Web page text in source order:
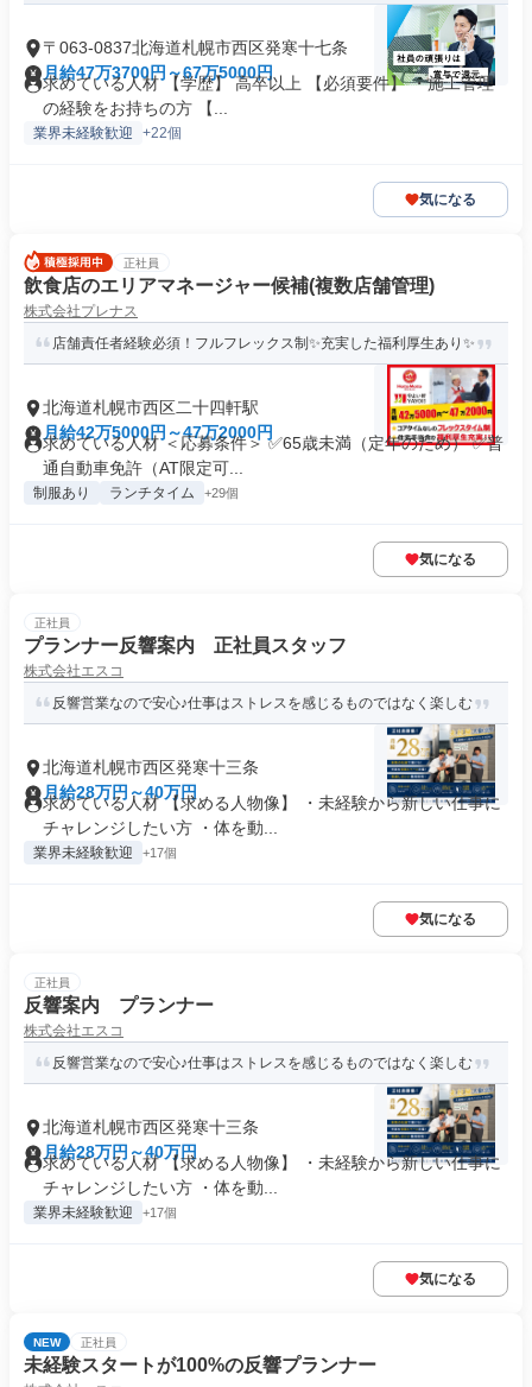
〒063-0837北海道札幌市西区発寒十七条
月給47万3700円～67万5000円
求めている人材 【学歴】 高卒以上 【必須要件】 ・施工管理
の経験をお持ちの方 【...
業界未経験歓迎 +22個
気になる
正社員
飲食店のエリアマネージャー候補(複数店舗管理)
株式会社プレナス
店舗責任者経験必須！フルフレックス制✨充実した福利厚生あり✨
北海道札幌市西区二十四軒駅
月給42万5000円～47万2000円
求めている人材 ＜応募条件＞ ✅65歳未満（定年のため） ✅普
通自動車免許（AT限定可...
制服あり ランチタイム +29個
気になる
正社員
プランナー反響案内 正社員スタッフ
株式会社エスコ
反響営業なので安心♪仕事はストレスを感じるものではなく楽しむ
北海道札幌市西区発寒十三条
月給28万円～40万円
求めている人材 【求める人物像】 ・未経験から新しい仕事に
チャレンジしたい方 ・体を動...
業界未経験歓迎 +17個
気になる
正社員
反響案内 プランナー
株式会社エスコ
反響営業なので安心♪仕事はストレスを感じるものではなく楽しむ
北海道札幌市西区発寒十三条
月給28万円～40万円
求めている人材 【求める人物像】 ・未経験から新しい仕事に
チャレンジしたい方 ・体を動...
業界未経験歓迎 +17個
気になる
NEW 正社員
未経験スタートが100%の反響プランナー